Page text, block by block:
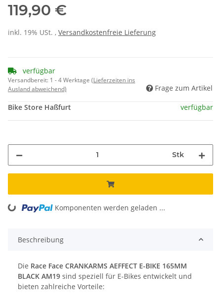
119,90 €
inkl. 19% USt. , Versandkostenfreie Lieferung
verfügbar
Versandbereit: 1 - 4 Werktage (Lieferzeiten ins
Ausland abweichend)
Frage zum Artikel
Bike Store Haßfurt verfügbar
Stk
Loading... Komponenten werden geladen ...
Beschreibung
Die Race Face CRANKARMS AEFFECT E-BIKE 165MM
BLACK AM19 sind speziell für E-Bikes entwickelt und
bieten zahlreiche Vorteile: